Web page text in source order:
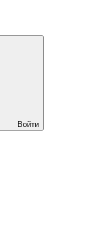
Войти